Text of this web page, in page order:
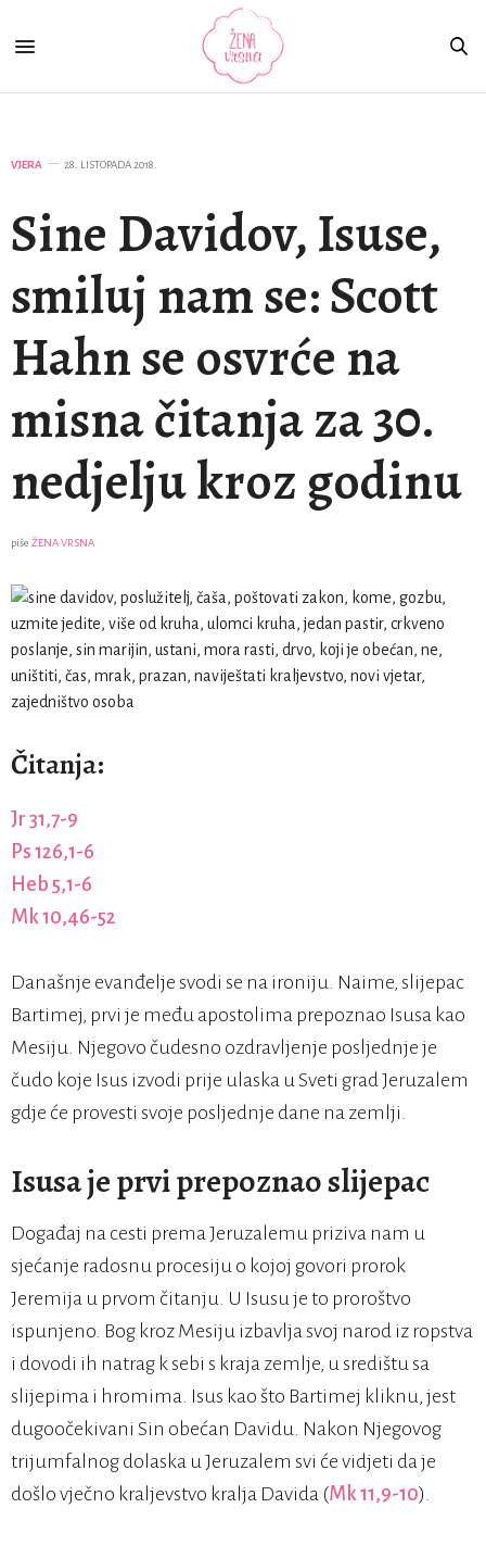
VJERA 28. LISTOPADA 2018.
Sine Davidov, Isuse,
smiluj nam se: Scott
Hahn se osvrće na
misna čitanja za 30.
nedjelju kroz godinu
piše ŽENA VRSNA
Čitanja:
Jr 31,7-9
Ps 126,1-6
Heb 5,1-6
Mk 10,46-52
Današnje evanđelje svodi se na ironiju. Naime, slijepac
Bartimej, prvi je među apostolima prepoznao Isusa kao
Mesiju. Njegovo čudesno ozdravljenje posljednje je
čudo koje Isus izvodi prije ulaska u Sveti grad Jeruzalem
gdje će provesti svoje posljednje dane na zemlji.
Isusa je prvi prepoznao slijepac
Događaj na cesti prema Jeruzalemu priziva nam u
sjećanje radosnu procesiju o kojoj govori prorok
Jeremija u prvom čitanju. U Isusu je to proroštvo
ispunjeno. Bog kroz Mesiju izbavlja svoj narod iz ropstva
i dovodi ih natrag k sebi s kraja zemlje, u središtu sa
slijepima i hromima. Isus kao što Bartimej kliknu, jest
dugoočekivani Sin obećan Davidu. Nakon Njegovog
trijumfalnog dolaska u Jeruzalem svi će vidjeti da je
došlo vječno kraljevstvo kralja Davida (Mk 11,9-10).